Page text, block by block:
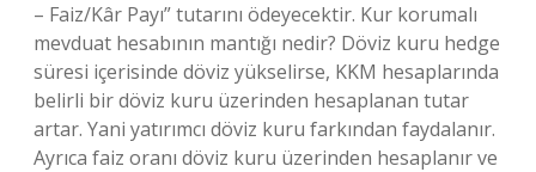
– Faiz/Kâr Payı” tutarını ödeyecektir. Kur korumalı
mevduat hesabının mantığı nedir? Döviz kuru hedge
süresi içerisinde döviz yükselirse, KKM hesaplarında
belirli bir döviz kuru üzerinden hesaplanan tutar
artar. Yani yatırımcı döviz kuru farkından faydalanır.
Ayrıca faiz oranı döviz kuru üzerinden hesaplanır ve